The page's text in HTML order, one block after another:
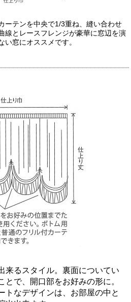
ーテンを中央で1/3重ね、縫い合わせ
線とレースフレンジが豪華に窓辺を演
い窓にオススメです。
来るスタイル。裏面についてい
とで、開口部をお好みの形に。
トなデザインは、お部屋の中と